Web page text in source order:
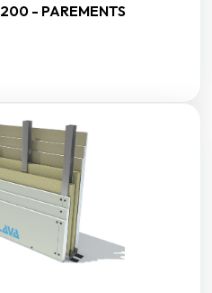
- PAREMENTS